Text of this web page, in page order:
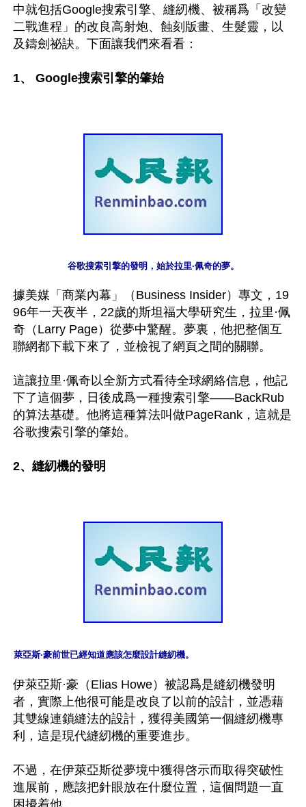
中就包括Google搜索引擎、縫紉機、被稱爲「改變
二戰進程」的改良高射炮、蝕刻版畫、生髮靈，以
及鑄劍祕訣。下面讓我們來看看：
1、 Google搜索引擎的肇始
據美媒「商業內幕」（Business Insider）專文，19
96年一天夜半，22歲的斯坦福大學研究生，拉里·佩
奇（Larry Page）從夢中驚醒。夢裏，他把整個互
聯網都下載下來了，並檢視了網頁之間的關聯。
這讓拉里·佩奇以全新方式看待全球網絡信息，他記
下了這個夢，日後成爲一種搜索引擎——BackRub
的算法基礎。他將這種算法叫做PageRank，這就是
谷歌搜索引擎的肇始。
2、縫紉機的發明
萊亞斯·豪前世已經知道應該怎麼設計縫紉機。
伊萊亞斯·豪（Elias Howe）被認爲是縫紉機發明
者，實際上他很可能是改良了以前的設計，並憑藉
其雙線連鎖縫法的設計，獲得美國第一個縫紉機專
利，這是現代縫紉機的重要進步。
不過，在伊萊亞斯從夢境中獲得啓示而取得突破性
進展前，應該把針眼放在什麼位置，這個問題一直
困擾着他。